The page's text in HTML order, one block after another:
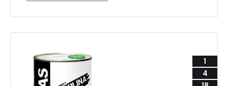
1
4